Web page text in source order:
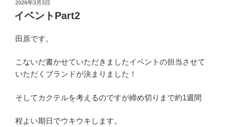
投
日:
2026年3月3日
イベントPart2
田原です。
こないだ書かせていただきましたイベントの担当させて
いただくブランドが決まりました！
そしてカクテルを考えるのですが締め切りまで約1週間
程よい期日でウキウキします。